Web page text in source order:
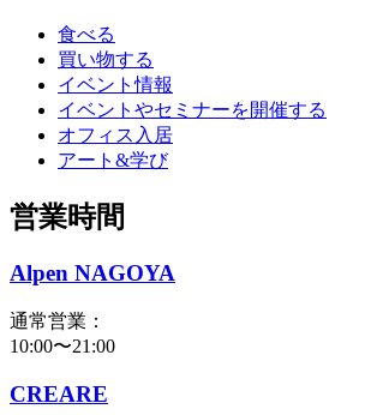
食べる
買い物する
イベント情報
イベントやセミナーを開催する
オフィス入居
アート&学び
営業時間
Alpen NAGOYA
通常営業：
10:00〜21:00
CREARE